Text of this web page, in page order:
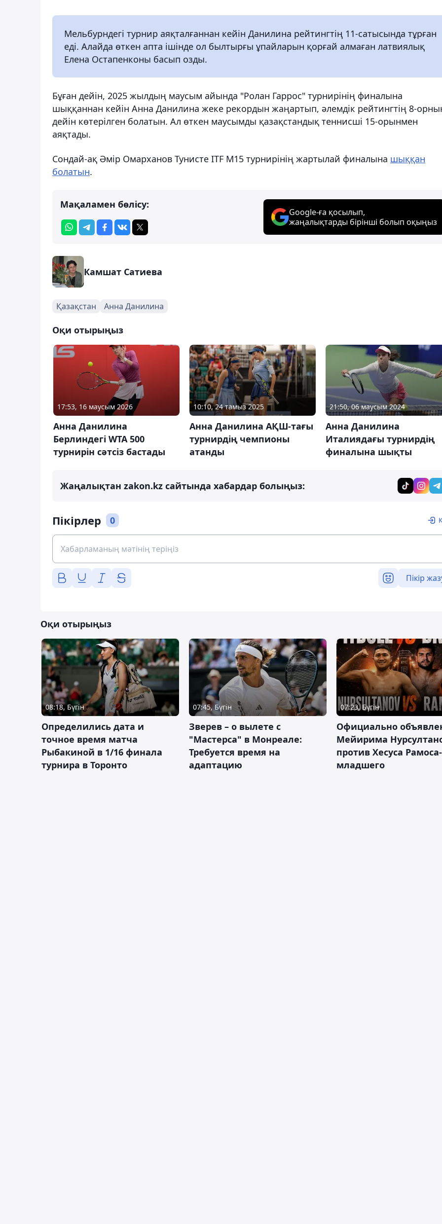
Мельбурндегі турнир аяқталғаннан кейін Данилина рейтингтің 11-сатысында тұрған
еді. Алайда өткен апта ішінде ол былтырғы ұпайларын қорғай алмаған латвиялық
Елена Остапенконы басып озды.
Бұған дейін, 2025 жылдың маусым айында "Ролан Гаррос" турнирінің финалына
шыққаннан кейін Анна Данилина жеке рекордын жаңартып, әлемдік рейтингтің 8-
дейін көтерілген болатын. Ал өткен маусымды қазақстандық теннисші 15-орынмен
аяқтады.
Сондай-ақ Әмір Омарханов Тунисте ITF M15 турнирінің жартылай финалына шыққан
болатын.
Мақаламен бөлісу:
Google-ға қосылып,
жаңалықтарды бірінші болып оқыңыз
Камшат Сатиева
Қазақстан Анна Данилина
Оқи отырыңыз
17:53, 16 маусым 2026
Анна Данилина
Берлиндегі WTA 500
турнирін сәтсіз бастады
10:10, 24 тамыз 2025
Анна Данилина АҚШ-тағы
турнирдің чемпионы
атанды
21:50, 06 маусым 2024
Анна Данилина
Италиядағы турнирдің
финалына шықты
Жаңалықтан zakon.kz сайтында хабардар болыңыз:
Пікірлер 0
Пікір
Оқи отырыңыз
08:18, Бүгін
Определились дата и
точное время матча
Рыбакиной в 1/16 финала
турнира в Торонто
07:45, Бүгін
Зверев – о вылете с
"Мастерса" в Монреале:
Требуется время на
адаптацию
07:23, Бүгін
Официально
Мейирима
против Хесуса Рамоса-
младшего